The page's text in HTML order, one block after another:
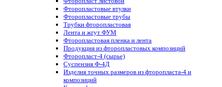
Фторопластовые втулки
Фторопластовые трубы
Трубки фторопластовая
Лента и жгут ФУМ
Фторопластовая пленка и лента
Продукция из фторопластовых композиций
Фторопласт-4 (сырье)
Суспензия Ф-4Д
Изделия точных размеров из фторопласта-4 и
композиций